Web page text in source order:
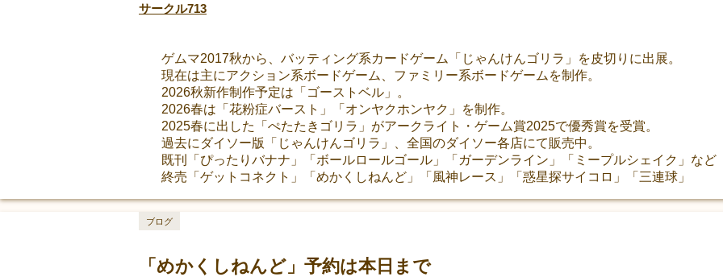
サークル713
ゲムマ2017秋から、バッティング系カードゲーム「じゃんけんゴリラ」を皮切りに出展。
現在は主にアクション系ボードゲーム、ファミリー系ボードゲームを制作。
2026秋新作制作予定は「ゴーストベル」。
2026春は「花粉症バースト」「オンヤクホンヤク」を制作。
2025春に出した「ぺたたきゴリラ」がアークライト・ゲーム賞2025で優秀賞を受賞。
過去にダイソー版「じゃんけんゴリラ」、全国のダイソー各店にて販売中。
既刊「ぴったりバナナ」「ボールロールゴール」「ガーデンライン」「ミープルシェイク」など
終売「ゲットコネクト」「めかくしねんど」「風神レース」「惑星探サイコロ」「三連球」
「めかくしねんど」予約は本日まで
ブログ